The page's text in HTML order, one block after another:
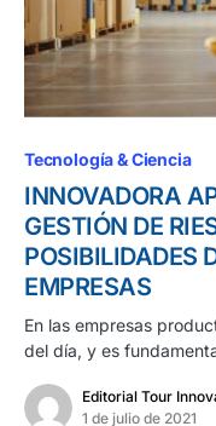
Tecnología & Ciencia
INNOVADORA
GESTIÓN DE
POSIBILIDADES
EMPRESAS
En las empresas
del día, y es
Editorial Tour
1 de julio de 2021